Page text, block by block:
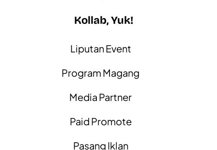
Kollab, Yuk!
Liputan Event
Program Magang
Media Partner
Paid Promote
Pasang Iklan